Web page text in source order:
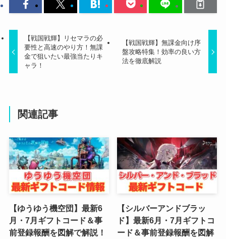
【戦国戦輝】リセマラの必
要性と高速のやり方！無課
金で狙いたい最強当たりキ
ャラ！
【戦国戦輝】無課金向け序
盤攻略特集！効率の良い方
法を徹底解説
関連記事
【ゆうゆう機空団】最新6
月・7月ギフトコード＆事
前登録報酬を図解で解説！
【シルバーアンドブラッ
ド】最新6月・7月ギフトコ
ード＆事前登録報酬を図解